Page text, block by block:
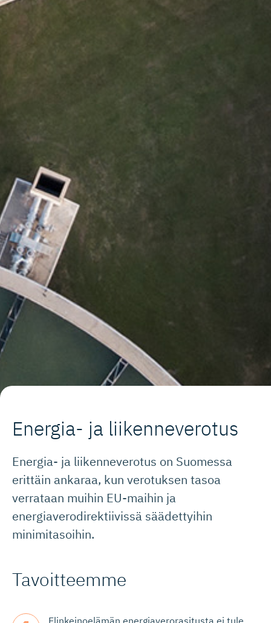
Energia- ja liikenneverotus
Energia- ja liikenneverotus on Suomessa
erittäin ankaraa, kun verotuksen tasoa
verrataan muihin EU-maihin ja
energiaverodirektiivissä säädettyihin
minimitasoihin.
Tavoitteemme
Elinkeinoelämän energiaverorasitusta ei tule